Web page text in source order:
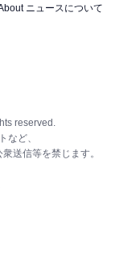
ニュースについて
reserved.
など、
送信等を禁じます。